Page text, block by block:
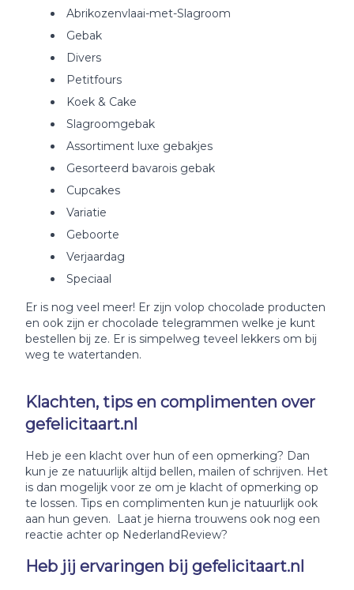
Abrikozenvlaai-met-Slagroom
Gebak
Divers
Petitfours
Koek & Cake
Slagroomgebak
Assortiment luxe gebakjes
Gesorteerd bavarois gebak
Cupcakes
Variatie
Geboorte
Verjaardag
Speciaal
Er is nog veel meer! Er zijn volop chocolade producten
en ook zijn er chocolade telegrammen welke je kunt
bestellen bij ze. Er is simpelweg teveel lekkers om bij
weg te watertanden.
Klachten, tips en complimenten over
gefelicitaart.nl
Heb je een klacht over hun of een opmerking? Dan
kun je ze natuurlijk altijd bellen, mailen of schrijven. Het
is dan mogelijk voor ze om je klacht of opmerking op
te lossen. Tips en complimenten kun je natuurlijk ook
aan hun geven. Laat je hierna trouwens ook nog een
reactie achter op NederlandReview?
Heb jij ervaringen bij gefelicitaart.nl